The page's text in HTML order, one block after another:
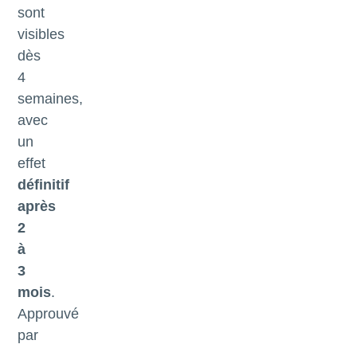
sont
visibles
dès
4
semaines,
avec
un
effet
définitif
après
2
à
3
mois.
Approuvé
par